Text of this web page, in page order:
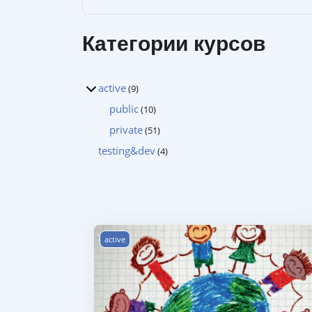
Категории курсов
active(9)
public(10)
private(51)
testing&dev(4)
active
Curso modelo de la OSCE sobre la lucha